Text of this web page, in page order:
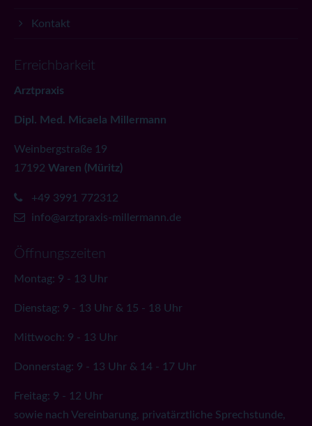
Kontakt
Erreichbarkeit
Arztpraxis
Dipl. Med. Micaela Millermann
Weinbergstraße 19
17192 Waren (Müritz)
+49 3991 772312
info@arztpraxis-millermann.de
Öffnungszeiten
Montag: 9 - 13 Uhr
Dienstag: 9 - 13 Uhr & 15 - 18 Uhr
Mittwoch: 9 - 13 Uhr
Donnerstag: 9 - 13 Uhr & 14 - 17 Uhr
Freitag: 9 - 12 Uhr
sowie nach Vereinbarung, privatärztliche Sprechstunde,